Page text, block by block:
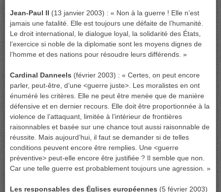
Jean-Paul II (13 janvier 2003) : « Non à la guerre ! Elle n’est
jamais une fatalité. Elle est toujours une défaite de l’humanité.
Le droit international, le dialogue loyal, la solidarité des États,
l’exercice si noble de la diplomatie sont les moyens dignes de
l’homme et des nations pour résoudre leurs différends. »
Cardinal Danneels (février 2003) : « Certes, on peut encore
parler, peut-être, d’une <guerre juste>. Les moralistes en ont
énuméré les critères. Elle ne peut être menée que de manière
défensive et en dernier recours. Elle doit être proportionnée à la
violence de l’attaquant, limitée à l’intérieur de frontières
raisonnables et basée sur une chance tout aussi raisonnable de
réussite. Mais aujourd’hui, il faut se demander si de telles
conditions peuvent encore être remplies. Une <guerre
préventive> peut-elle encore être justifiée ? Il semble que non.
Car une telle guerre est probablement toujours une agression. »
Les responsables des Églises européennes (5 février 2003)